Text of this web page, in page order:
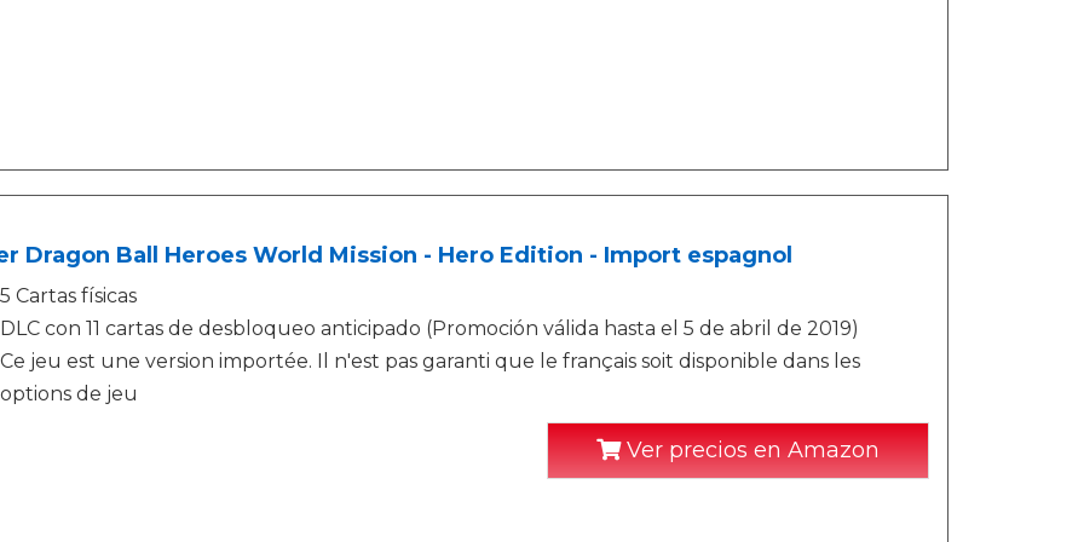
Dragon Ball Heroes World Mission - Hero Edition - Import espagnol
5 Cartas físicas
DLC con 11 cartas de desbloqueo anticipado (Promoción válida hasta el 5 de abril de 2019)
Ce jeu est une version importée. Il n'est pas garanti que le français soit disponible dans les
options de jeu
Ver precios en Amazon